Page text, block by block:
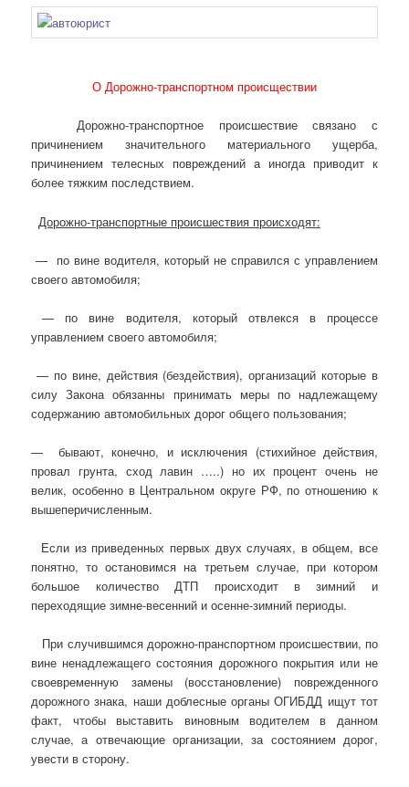
О Дорожно-транспортном происществии
Дорожно-транспортное происшествие связано с
причинением значительного материального ущерба,
причинением телесных повреждений а иногда приводит к
более тяжким последствием.
Дорожно-транспортные происшествия происходят:
— по вине водителя, который не справился с управлением
своего автомобиля;
— по вине водителя, который отвлекся в процессе
управлением своего автомобиля;
— по вине, действия (бездействия), организаций которые в
силу Закона обязанны принимать меры по надлежащему
содержанию автомобильных дорог общего пользования;
— бывают, конечно, и исключения (стихийное действия,
провал грунта, сход лавин …..) но их процент очень не
велик, особенно в Центральном округе РФ, по отношению к
вышеперичисленным.
Если из приведенных первых двух случаях, в общем, все
понятно, то остановимся на третьем случае, при котором
большое количество ДТП происходит в зимний и
переходящие зимне-весенний и осенне-зимний периоды.
При случившимся дорожно-пранспортном происшествии, по
вине ненадлежащего состояния дорожного покрытия или не
своевременную замены (восстановление) поврежденного
дорожного знака, наши доблесные органы ОГИБДД ищут тот
факт, чтобы выставить виновным водителем в данном
случае, а отвечающие организации, за состоянием дорог,
увести в сторону.